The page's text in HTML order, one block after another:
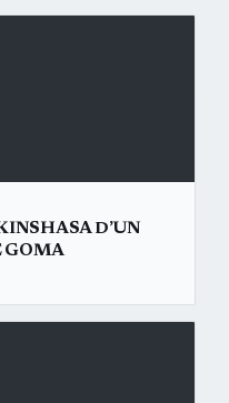
D’UN
GOMA